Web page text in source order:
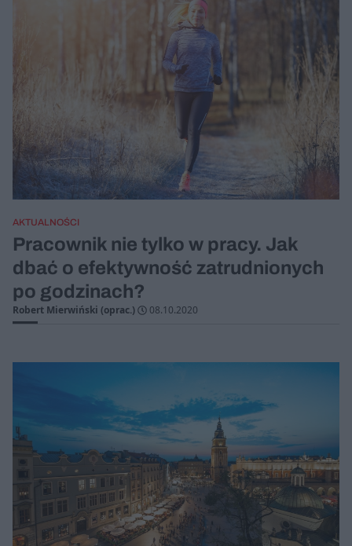
AKTUALNOŚCI
Pracownik nie tylko w pracy. Jak
dbać o efektywność zatrudnionych
po godzinach?
Robert Mierwiński (oprac.) 08.10.2020